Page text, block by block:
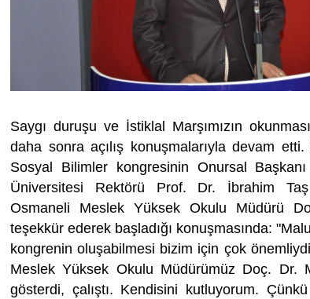
Saygı duruşu ve İstiklal Marşımızın
daha sonra açılış konuşmalarıyla devam
Sosyal Bilimler kongresinin Onursal
Üniversitesi Rektörü Prof. Dr. İbrahim
Osmaneli Meslek Yüksek Okulu Müdürü
teşekkür ederek başladığı konuşmasında:
kongrenin oluşabilmesi bizim için çok
Meslek Yüksek Okulu Müdürümüz Doç. Dr.
gösterdi, çalıştı. Kendisini kutluyorum.